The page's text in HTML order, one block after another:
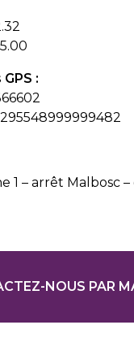
:
1 – arrêt Malbosc
NOUS PAR